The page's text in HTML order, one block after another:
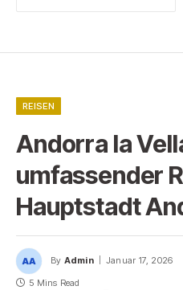
REISEN
Andorra la
umfassender
Hauptstadt
By Admin Januar 17, 2026
5 Mins Read